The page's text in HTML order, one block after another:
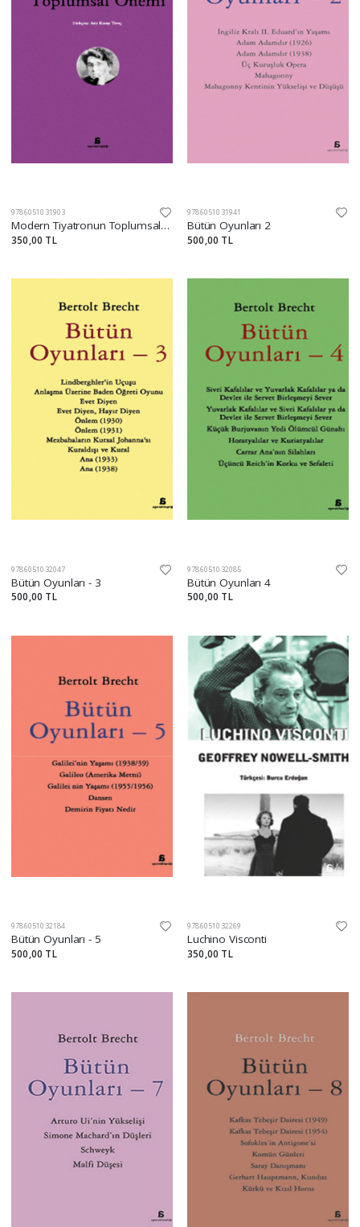
9786051031903
Modern Tiyatronun Toplumsal Önemi
350,00 TL
9786051031941
Bütün Oyunları 2
500,00 TL
9786051032047
Bütün Oyunları - 3
500,00 TL
9786051032085
Bütün Oyunları 4
500,00 TL
9786051032184
Bütün Oyunları - 5
500,00 TL
9786051032269
Luchino Visconti
350,00 TL